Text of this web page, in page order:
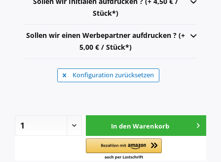
Stück*)
Sollen wir einen Werbepartner aufdrucken ? (+
5,00 € / Stück*)
Konfiguration zurücksetzen
In den Warenkorb